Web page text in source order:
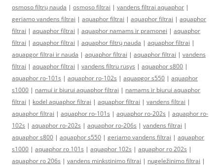
osmoso filtrų nauda | osmoso filtrai | vandens filtrai aquaphor |
geriamo vandens filtrai | aquaphor filtrai | aquaphor filtrai | aquaphor
filtrai | aquaphor filtrai | aquaphor namams ir pramonei | aquaphor
filtrai | aquaphor filtrai | aquaphor filtrų nauda | aquaphor filtrai |
aquapgor filtrai ir nauda | aquaphor filtrai | aquaphor filtrai | vandens
filtrai | aquaphor filtrai | vandens filtru rusys | aquaphor s800 |
aquaphor ro-101s | aquaphor ro-102s | aquapgor s550 | aquaphor
s1000 | namui ir biurui aquaphor filtrai | namams ir biurui aquaphor
filtrai | kodel aquaphor filtrai | aquaphor filtrai | vandens filtrai |
aquaphor filtrai | aquaphor ro-101s | aquaphor ro-202s | aquaphor ro-
102s | aquaphor ro-202s | aquaphor ro-206s | vandens filtrai |
aquaphor s800 | aquaphor s550 | geriamo vandens filtrai | aquaphor
s1000 | aquaphor ro 101s | aquaphor 102s | aquaphor ro 202s |
aquaphor ro 206s | vandens minkstinimo filtrai | nugeležinimo filtrai |